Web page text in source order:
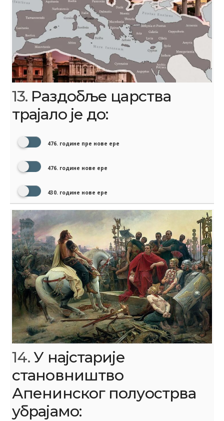
13. Раздобље царства
трајало је до:
476. године пре нове ере
476. године нове ере
430. године нове ере
14.У најстарије
становништво
Апенинског полуострва
убрајамо: